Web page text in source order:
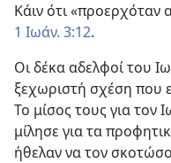
Κάιν ότι
1 Ιωάν. 3:12.
Οι δέκα αδελφοί του
ξεχωριστή σχέση που
Το μίσος τους για τον
μίλησε για τα
ήθελαν να τον